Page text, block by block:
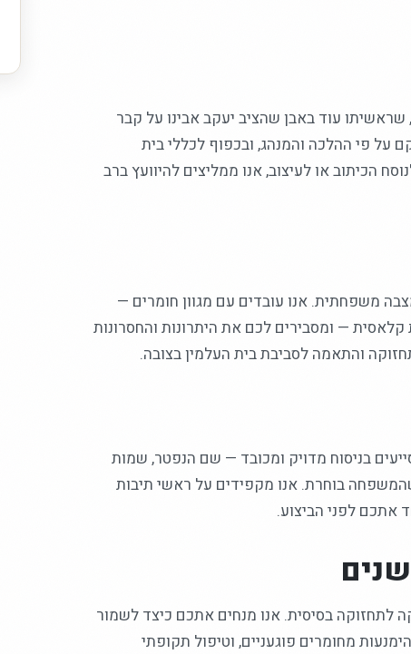
עוד באבן שהציב יעקב אבינו על קבר
פי ההלכה והמנהג, ובכפוף לכללי בית
הכיתוב או לעיצוב, אנו ממליצים להיוועץ ברב
משפחתית. אנו עובדים עם מגוון חומרים —
קלאסית — ומסבירים לכם את היתרונות והחסרונות
והתאמה לסביבת בית העלמין בצובה.
בניסוח מדויק ומכובד — שם הנפטר, שמות
בוחרת. אנו מקפידים על ראשי תיבות
אתכם לפני הביצוע.
לתחזוקה בסיסית. אנו מנחים אתכם כיצד לשמור
מחומרים פוגעניים, וטיפול תקופתי